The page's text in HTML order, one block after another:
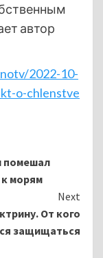
автор
2022-10-
o-chlenstve
помешал
морям
Next
От кого
защищаться